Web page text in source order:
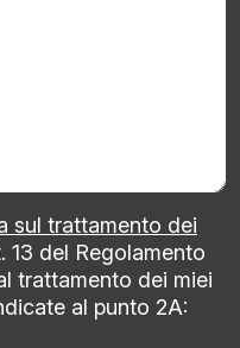
sul trattamento dei
13 del Regolamento
trattamento dei miei
al punto 2A: